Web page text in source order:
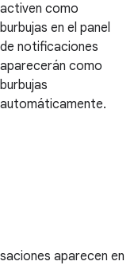
activen como
burbujas en el panel
de notificaciones
aparecerán como
burbujas
automáticamente.
aparecen en